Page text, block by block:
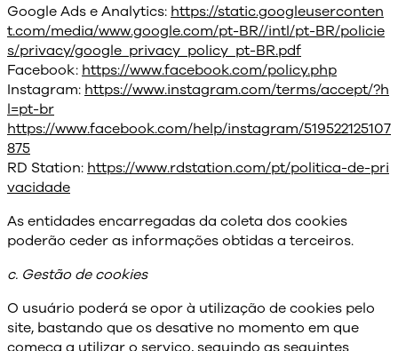
Google Ads e Analytics: https://static.googleuserconten
t.com/media/www.google.com/pt-BR//intl/pt-BR/policie
s/privacy/google_privacy_policy_pt-BR.pdf
Facebook: https://www.facebook.com/policy.php
Instagram: https://www.instagram.com/terms/accept/?h
l=pt-br
https://www.facebook.com/help/instagram/519522125107
875
RD Station: https://www.rdstation.com/pt/politica-de-pri
vacidade
As entidades encarregadas da coleta dos cookies
poderão ceder as informações obtidas a terceiros.
c. Gestão de cookies
O usuário poderá se opor à utilização de cookies pelo
site, bastando que os desative no momento em que